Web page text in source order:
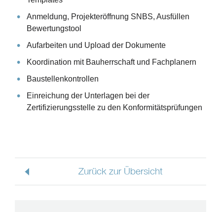
Anmeldung, Projekteröffnung SNBS, Ausfüllen
Bewertungstool
Aufarbeiten und Upload der Dokumente
Koordination mit Bauherrschaft und Fachplanern
Baustellenkontrollen
Einreichung der Unterlagen bei der
Zertifizierungsstelle zu den Konformitätsprüfungen
Zurück zur Übersicht